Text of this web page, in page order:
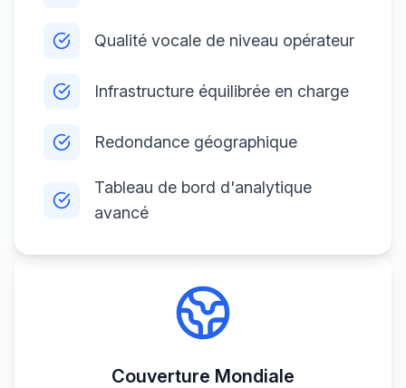
Qualité vocale de niveau opérateur
Infrastructure équilibrée en charge
Redondance géographique
Tableau de bord d'analytique
avancé
Couverture Mondiale